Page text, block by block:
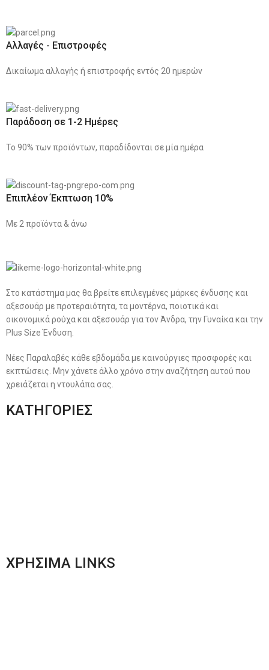
Αλλαγές - Επιστροφές
Δικαίωμα αλλαγής ή επιστροφής εντός 20 ημερών
Παράδοση σε 1-2 Ημέρες
Το 90% των προϊόντων, παραδίδονται σε μία ημέρα
Επιπλέον Έκπτωση 10%
Με 2 προϊόντα & άνω
Στο κατάστημα μας θα βρείτε επιλεγμένες μάρκες ένδυσης και
αξεσουάρ με προτεραιότητα, τα μοντέρνα, ποιοτικά και
οικονομικά ρούχα και αξεσουάρ για τον Άνδρα, την Γυναίκα και την
Plus Size Ένδυση.
Νέες Παραλαβές κάθε εβδομάδα με καινούργιες προσφορές και
εκπτώσεις. Μην χάνετε άλλο χρόνο στην αναζήτηση αυτού που
χρειάζεται η ντουλάπα σας.
ΚΑΤΗΓΟΡΙΕΣ
ΧΡΗΣΙΜΑ LINKS